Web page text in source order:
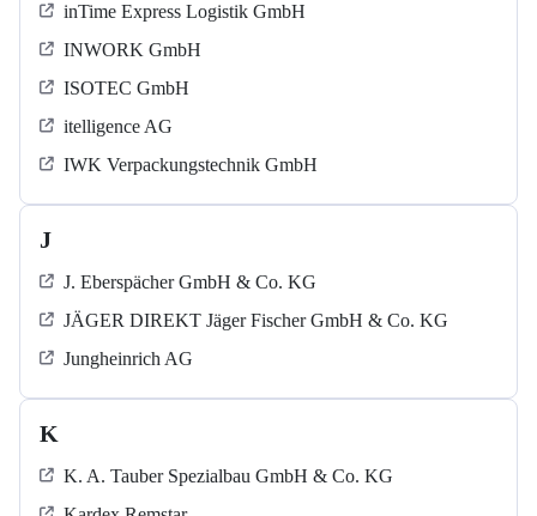
inTime Express Logistik GmbH
INWORK GmbH
ISOTEC GmbH
itelligence AG
IWK Verpackungstechnik GmbH
J
J. Eberspächer GmbH & Co. KG
JÄGER DIREKT Jäger Fischer GmbH & Co. KG
Jungheinrich AG
K
K. A. Tauber Spezialbau GmbH & Co. KG